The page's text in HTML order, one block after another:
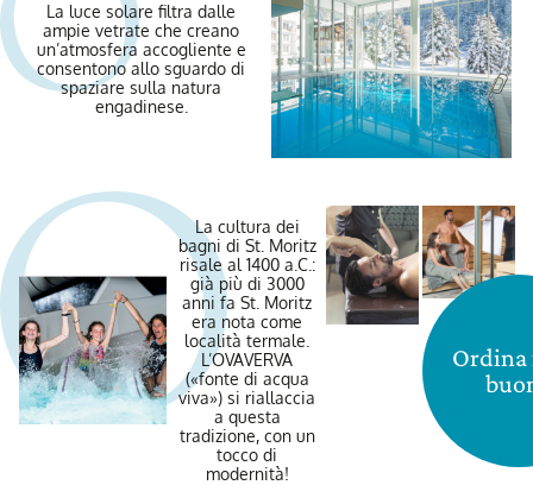
La luce solare filtra dalle
ampie vetrate che creano
un’atmosfera accogliente e
consentono allo sguardo di
spaziare sulla natura
engadinese.
La cultura dei
bagni di St. Moritz
risale al 1400 a.C.:
già più di 3000
anni fa St. Moritz
era nota come
località termale.
L’OVAVERVA
(«fonte di acqua
viva») si riallaccia
a questa
tradizione, con un
tocco di
modernità!